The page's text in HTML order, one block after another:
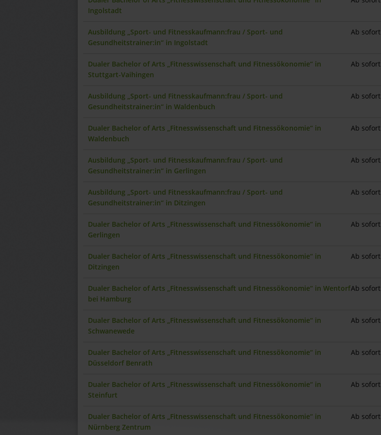
Ingolstadt
Ausbildung „Sport- und Fitnesskaufmann:frau / Sport- und
Gesundheitstrainer:in“ in Ingolstadt
Ab sofort
Dualer Bachelor of Arts „Fitnesswissenschaft und Fitnessökonomie“ in
Stuttgart-Vaihingen
Ab sofort
Ausbildung „Sport- und Fitnesskaufmann:frau / Sport- und
Gesundheitstrainer:in“ in Waldenbuch
Ab sofort
Dualer Bachelor of Arts „Fitnesswissenschaft und Fitnessökonomie“ in
Waldenbuch
Ab sofort
Ausbildung „Sport- und Fitnesskaufmann:frau / Sport- und
Gesundheitstrainer:in“ in Gerlingen
Ab sofort
Ausbildung „Sport- und Fitnesskaufmann:frau / Sport- und
Gesundheitstrainer:in“ in Ditzingen
Ab sofort
Dualer Bachelor of Arts „Fitnesswissenschaft und Fitnessökonomie“ in
Gerlingen
Ab sofort
Dualer Bachelor of Arts „Fitnesswissenschaft und Fitnessökonomie“ in
Ditzingen
Ab sofort
Dualer Bachelor of Arts „Fitnesswissenschaft und Fitnessökonomie“ in Wentorf
bei Hamburg
Ab sofort
Dualer Bachelor of Arts „Fitnesswissenschaft und Fitnessökonomie“ in
Schwanewede
Ab sofort
Dualer Bachelor of Arts „Fitnesswissenschaft und Fitnessökonomie“ in
Düsseldorf Benrath
Ab sofort
Dualer Bachelor of Arts „Fitnesswissenschaft und Fitnessökonomie“ in
Steinfurt
Ab sofort
Dualer Bachelor of Arts „Fitnesswissenschaft und Fitnessökonomie“ in
Nürnberg Zentrum
Ab sofort